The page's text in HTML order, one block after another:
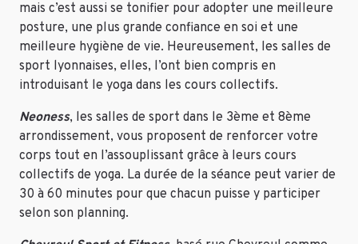
mais c’est aussi se tonifier pour adopter une meilleure
posture, une plus grande confiance en soi et une
meilleure hygiène de vie. Heureusement, les salles de
sport lyonnaises, elles, l’ont bien compris en
introduisant le yoga dans les cours collectifs.
Neoness, les salles de sport dans le 3ème et 8ème
arrondissement, vous proposent de renforcer votre
corps tout en l’assouplissant grâce à leurs cours
collectifs de yoga. La durée de la séance peut varier de
30 à 60 minutes pour que chacun puisse y participer
selon son planning.